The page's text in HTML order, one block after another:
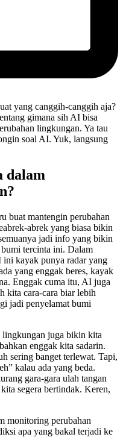
yang canggih-canggih aja?
gimana sih AI bisa
lingkungan. Ya tau
soal AI. Yuk, langsung
dalam
buat mantengin perubahan
abrek yang biasa bikin
jadi info yang bikin
tercinta ini. Dalam
kayak punya radar yang
yang enggak beres, kayak
Enggak cuma itu, AI juga
kita cara-cara biar lebih
jadi penyelamat bumi
juga bikin kita
enggak kita sadarin.
sering banget terlewat. Tapi,
kalau ada yang beda.
gara-gara ulah tangan
segera bertindak. Keren,
monitoring perubahan
apa yang bakal terjadi ke